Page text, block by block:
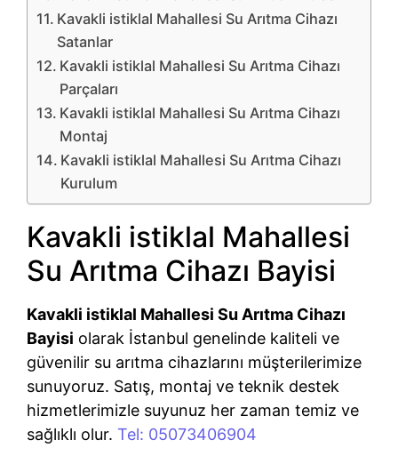
Kavakli istiklal Mahallesi Su Arıtma Cihazı
Satanlar
Kavakli istiklal Mahallesi Su Arıtma Cihazı
Parçaları
Kavakli istiklal Mahallesi Su Arıtma Cihazı
Montaj
Kavakli istiklal Mahallesi Su Arıtma Cihazı
Kurulum
Kavakli istiklal Mahallesi
Su Arıtma Cihazı Bayisi
Kavakli istiklal Mahallesi Su Arıtma Cihazı
Bayisi olarak İstanbul genelinde kaliteli ve
güvenilir su arıtma cihazlarını müşterilerimize
sunuyoruz. Satış, montaj ve teknik destek
hizmetlerimizle suyunuz her zaman temiz ve
sağlıklı olur. Tel: 05073406904